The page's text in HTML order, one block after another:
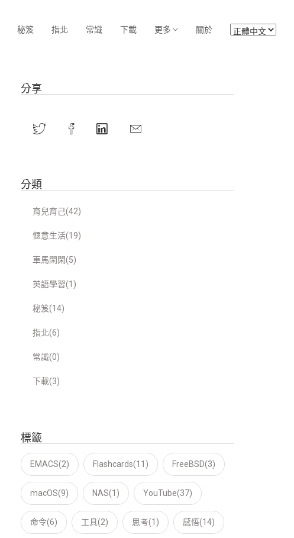
秘笈 指北 常識 下載 更多 關於
分享
分類
育兒育己(42)
愜意生活(19)
車馬閑閑(5)
英語學習(1)
秘笈(14)
指北(6)
常識(0)
下載(3)
標籤
EMACS(2) Flashcards(11) FreeBSD(3)
macOS(9) NAS(1) YouTube(37)
命令(6) 工具(2) 思考(1) 感悟(14)